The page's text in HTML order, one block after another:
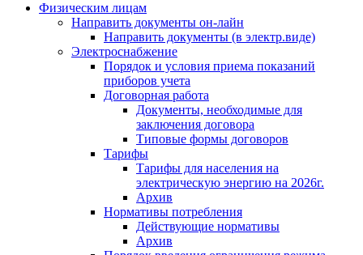
Физическим лицам
Направить документы он-лайн
Направить документы (в электр.виде)
Электроснабжение
Порядок и условия приема показаний
приборов учета
Договорная работа
Документы, необходимые для
заключения договора
Типовые формы договоров
Тарифы
Тарифы для населения на
электрическую энергию на 2026г.
Архив
Нормативы потребления
Действующие нормативы
Архив